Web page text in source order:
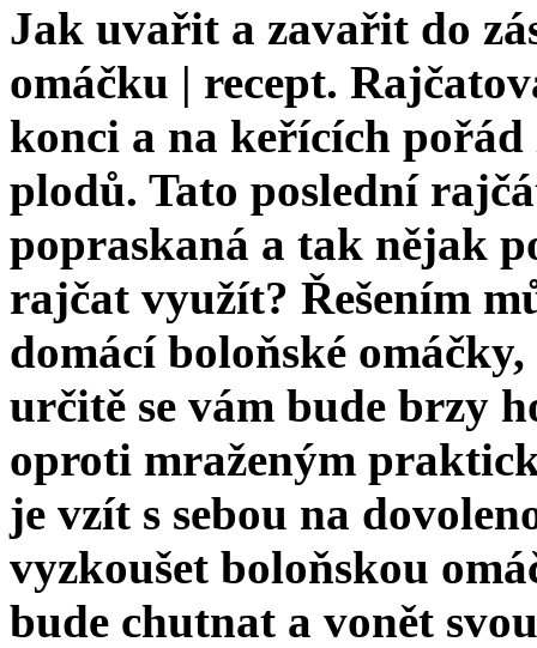
Jak uvařit a zavařit do
omáčku | recept.
konci a na keřících
plodů. Tato poslední
popraskaná a tak nějak
rajčat využít? Řešením
domácí boloňské
určitě se vám bude brzy
oproti mraženým
je vzít s sebou na
vyzkoušet boloňskou
bude chutnat a vonět